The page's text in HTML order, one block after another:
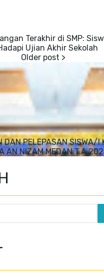
Terakhir di SMP:
Ujian Akhir Sekolah
DAN PELEPASAN SISWA/I
AN NIZAM MEDAN T.A